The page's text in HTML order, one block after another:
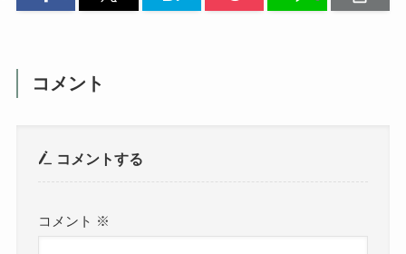
コメント
コメントする
コメント ※